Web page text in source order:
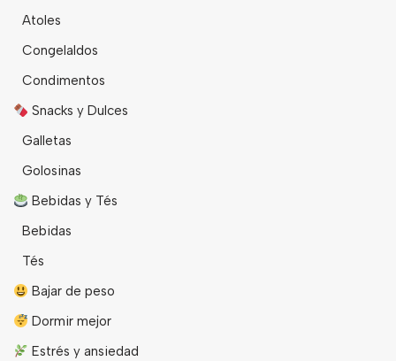
Atoles
Congelaldos
Condimentos
Snacks y Dulces
Galletas
Golosinas
Bebidas y Tés
Bebidas
Tés
Bajar de peso
Dormir mejor
Estrés y ansiedad